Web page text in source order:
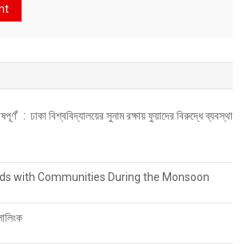
: ঢাকা বিশ্ববিদ্যালয়ের সুনাম রক্ষায় ফুয়াদের বিরুদ্ধে ব্যবস্থা
with Communities During the Monsoon